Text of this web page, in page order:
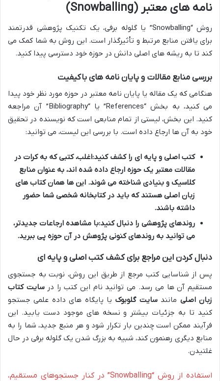
نامه های معتبر (Snowballing)
روش “Snowballing” یا گلوله برفی، یک تکنیک پژوهشی قدرتمند
برای یافتن منابع مرتبط و تأثیرگذار است. این روش به شما کمک می
کند تا به ریشه های اصلی دانش در حوزه خود دسترسی پیدا کنید.
بررسی منابع مقالات و پایان نامه های باکیفیت
هنگامی که یک مقاله یا پایان نامه معتبر در حوزه مورد نظر خود پیدا
می کنید، به بخش “References” یا “Bibliography” آن مراجعه
کنید. این بخش، لیستی از تمام منابعی است که نویسنده در تحقیق
خود به آن ها ارجاع داده است. با بررسی این لیست، می توانید:
کتب اصلی و پایه ای را کشف کنید:اغلب، کتبی که به کرات در
مقالات معتبر یک حوزه ارجاع داده شده اند، به عنوان منابع
کلاسیک و بنیادی شناخته می شوند. این ها همانکتاب های
زبان اصلی هستند که باید در کتابخانه شخصی شما حضور
داشته باشند.
روندهای پژوهشی را دنبال کنید:با مشاهده ارجاعات جدیدتر،
می توانید به روندهای کنونی پژوهش در آن حوزه پی ببرید.
دنبال کردن این مراجع برای کشف کتب اصلی و پایه ای
پس از شناسایی کتب مرجع از طریق این روش، نوبت به جستجوی
مستقیم آن ها می رسد. می توانید نام این کتب را درسایت کتاب
زبان اصلی مانندسایت گلوبوک یا پایگاه های داده علمی جستجو
کنید تا به جزئیات بیشتر و نسخه های موجود دست یابید. این
فرآیند ممکن است چندین بار تکرار شود و هر منبع جدید، شما را به
منابع دیگری رهنمون کند، شبیه به بزرگ شدن یک گلوله برفی در حال
غلتیدن.
استفاده از روش “Snowballing” در کنار جستجوهای مستقیم،